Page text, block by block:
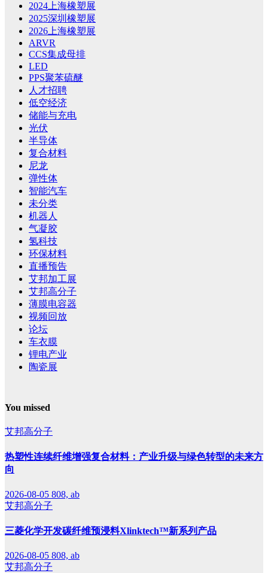
2024上海橡塑展
2025深圳橡塑展
2026上海橡塑展
ARVR
CCS集成母排
LED
PPS聚苯硫醚
人才招聘
低空经济
储能与充电
光伏
半导体
复合材料
尼龙
弹性体
智能汽车
未分类
机器人
气凝胶
氢科技
环保材料
直播预告
艾邦加工展
艾邦高分子
薄膜电容器
视频回放
论坛
车衣膜
锂电产业
陶瓷展
You missed
艾邦高分子
热塑性连续纤维增强复合材料：产业升级与绿色转型的未来方
向
2026-08-05 808, ab
艾邦高分子
三菱化学开发碳纤维预浸料Xlinktech™新系列产品
2026-08-05 808, ab
艾邦高分子